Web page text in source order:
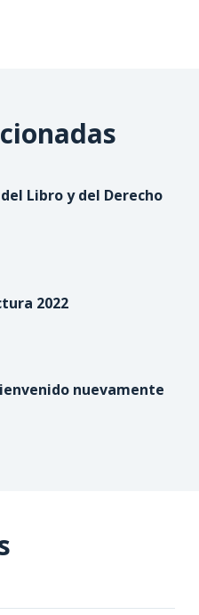
Libro y del Derecho
2022
nuevamente